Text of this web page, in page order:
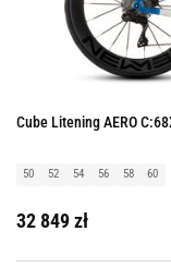
Cube Litening AERO
50 52 54 56 58 60
32 849 zł